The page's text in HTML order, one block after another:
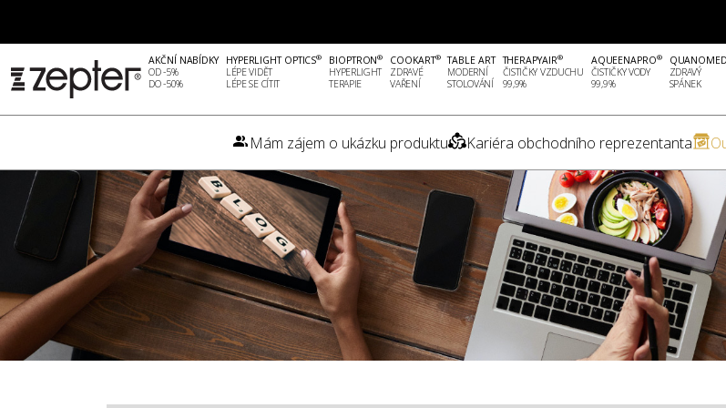
AKČNÍ NABÍDKY
OD -5%
DO -50%
HYPERLIGHT OPTICS®
LÉPE VIDĚT
LÉPE SE CÍTIT
BIOPTRON®
HYPERLIGHT
TERAPIE
COOKART®
ZDRAVÉ
VAŘENÍ
TABLE ART
MODERNÍ
STOLOVÁNÍ
THERAPYAIR®
ČISTIČKY VZDUCHU
99,9%
AQUEENAPRO®
ČISTIČKY VODY
99,9%
QUANOMED
ZDRAVÝ
SPÁNEK
Mám zájem o ukázku produktu Kariéra obchodního reprezentanta